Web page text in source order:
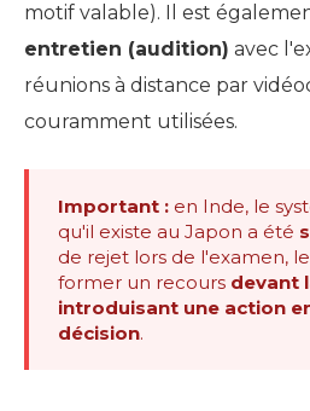
motif valable). Il est
entretien (audition) avec
réunions à distance par
couramment utilisées.
Important : en Inde, le
qu'il existe au Japon a été
de rejet lors de l'examen,
former un recours devant
introduisant une action
décision.